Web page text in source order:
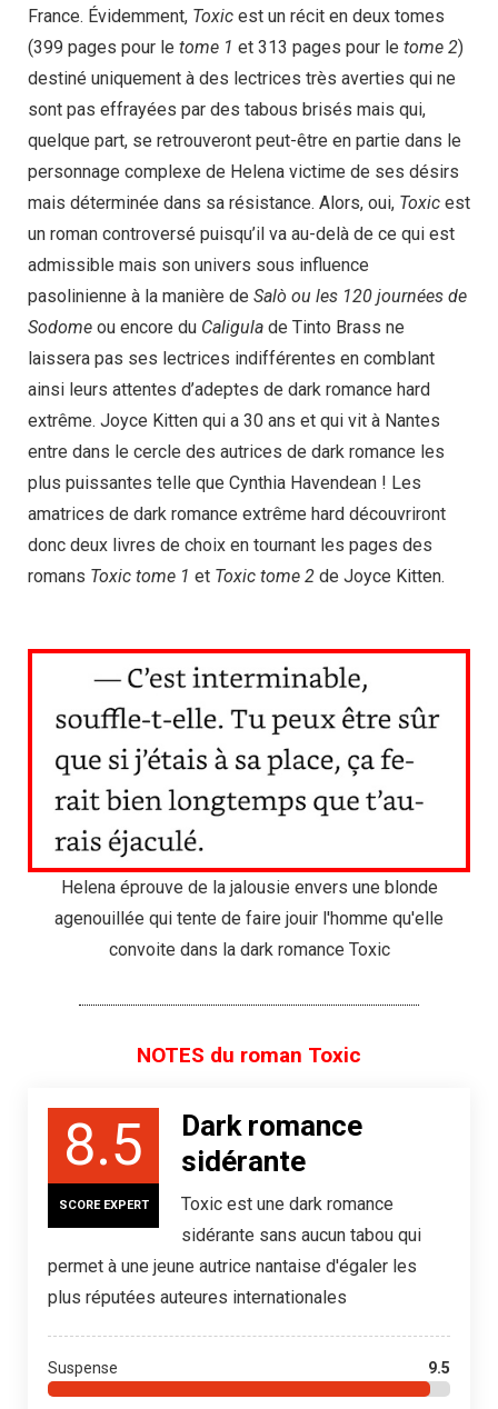
France. Évidemment, Toxic est un récit en deux tomes
(399 pages pour le tome 1 et 313 pages pour le tome 2)
destiné uniquement à des lectrices très averties qui ne
sont pas effrayées par des tabous brisés mais qui,
quelque part, se retrouveront peut-être en partie dans le
personnage complexe de Helena victime de ses désirs
mais déterminée dans sa résistance. Alors, oui, Toxic est
un roman controversé puisqu’il va au-delà de ce qui est
admissible mais son univers sous influence
pasolinienne à la manière de Salò ou les 120 journées de
Sodome ou encore du Caligula de Tinto Brass ne
laissera pas ses lectrices indifférentes en comblant
ainsi leurs attentes d’adeptes de dark romance hard
extrême. Joyce Kitten qui a 30 ans et qui vit à Nantes
entre dans le cercle des autrices de dark romance les
plus puissantes telle que Cynthia Havendean ! Les
amatrices de dark romance extrême hard découvriront
donc deux livres de choix en tournant les pages des
romans Toxic tome 1 et Toxic tome 2 de Joyce Kitten.
Helena éprouve de la jalousie envers une blonde
agenouillée qui tente de faire jouir l'homme qu'elle
convoite dans la dark romance Toxic
NOTES du roman Toxic
8.5
SCORE EXPERT
Dark romance
sidérante
Toxic est une dark romance
sidérante sans aucun tabou qui
permet à une jeune autrice nantaise d'égaler les
plus réputées auteures internationales
Suspense 9.5